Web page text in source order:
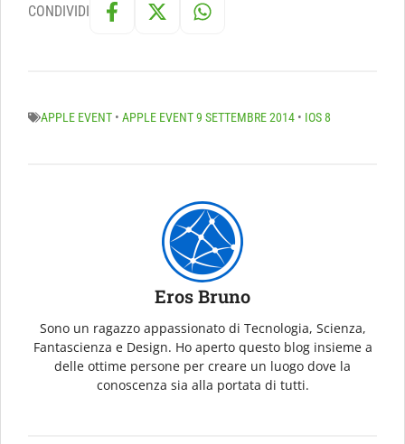
CONDIVIDI
APPLE EVENT • APPLE EVENT 9 SETTEMBRE 2014 • IOS 8
Eros Bruno
Sono un ragazzo appassionato di Tecnologia, Scienza,
Fantascienza e Design. Ho aperto questo blog insieme a
delle ottime persone per creare un luogo dove la
conoscenza sia alla portata di tutti.